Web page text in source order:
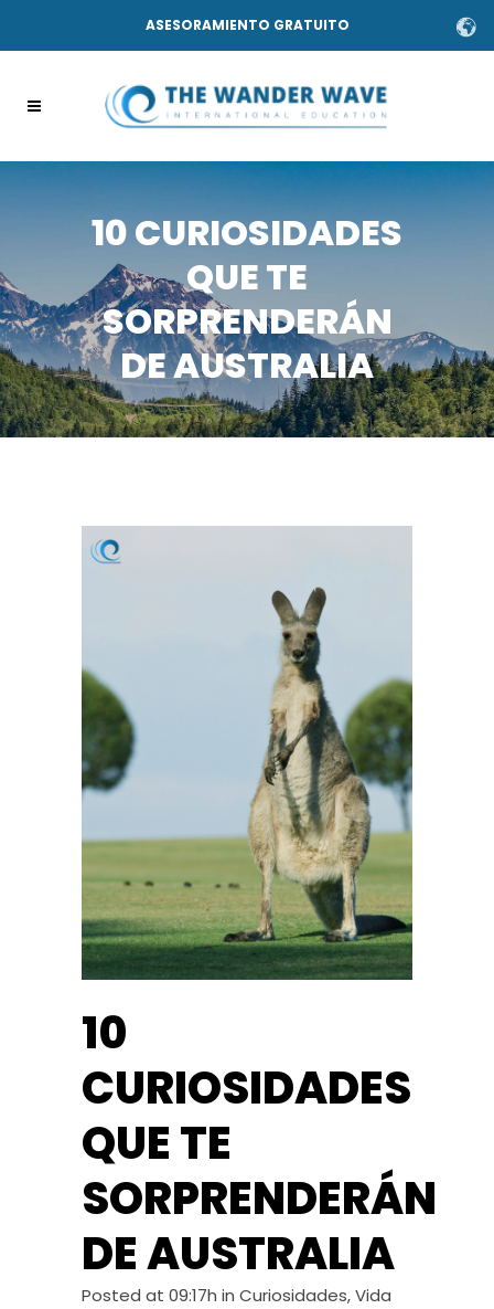
ASESORAMIENTO GRATUITO
10 CURIOSIDADES
QUE TE
SORPRENDERÁN
DE AUSTRALIA
10
CURIOSIDADES
QUE TE
SORPRENDERÁN
DE AUSTRALIA
Posted at 09:17h in Curiosidades,Vida